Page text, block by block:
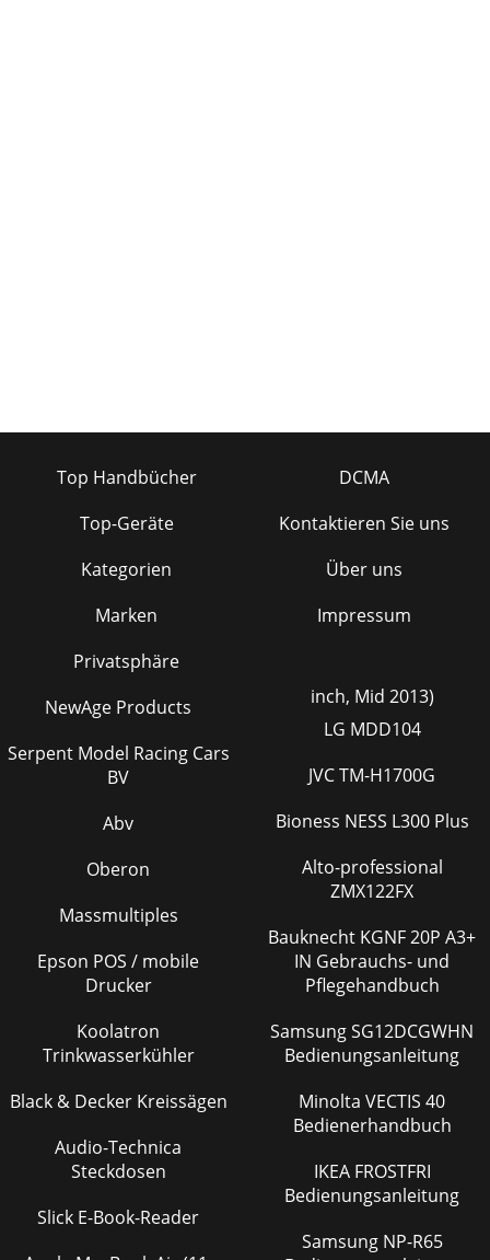
Top Handbücher
Top-Geräte
Kategorien
Marken
Privatsphäre
DCMA
Kontaktieren Sie uns
Über uns
Impressum
NewAge Products
Serpent Model Racing Cars
BV
Abv
Oberon
Massmultiples
Epson POS / mobile
Drucker
Koolatron
Trinkwasserkühler
Black & Decker Kreissägen
Audio-Technica
Steckdosen
Slick E-Book-Reader
inch, Mid 2013)
LG MDD104
JVC TM-H1700G
Bioness NESS L300 Plus
Alto-professional
ZMX122FX
Bauknecht KGNF 20P A3+
IN Gebrauchs- und
Pflegehandbuch
Samsung SG12DCGWHN
Bedienungsanleitung
Minolta VECTIS 40
Bedienerhandbuch
IKEA FROSTFRI
Bedienungsanleitung
Samsung NP-R65